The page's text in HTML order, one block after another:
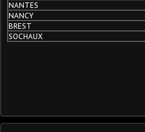
NANTES
NANCY
BREST
SOCHAUX